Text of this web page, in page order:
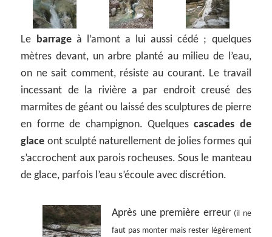
Le barrageà l’amont a lui aussi cédé ; quelques
mètres devant, un arbre planté au milieu de l’eau,
on ne sait comment, résiste au courant. Le travail
incessant de la rivière a par endroit creusé des
marmites de géant ou laissé des sculptures de pierre
en forme de champignon. Quelquescascades de
glace ont sculpté naturellement de jolies formes qui
s’accrochent aux parois rocheuses. Sous le manteau
de glace, parfois l’eau s’écoule avec discrétion.
Après une première erreur (il ne
faut pas monter mais rester légèrement